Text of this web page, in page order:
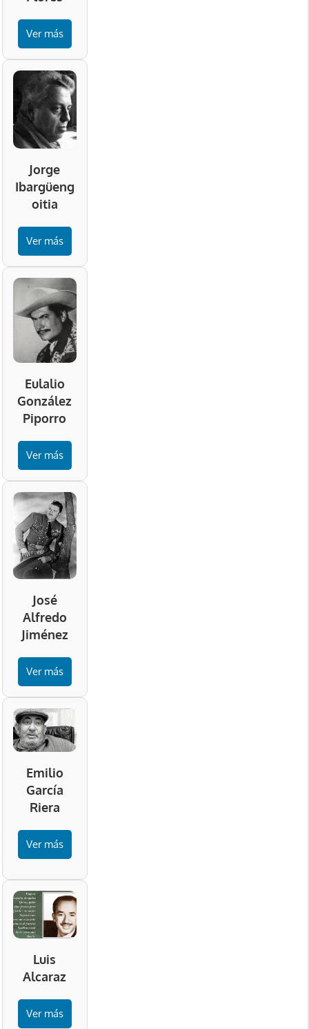
Ver más
Jorge
Ibargüeng
oitia
Ver más
Eulalio
González
Piporro
Ver más
José
Alfredo
Jiménez
Ver más
Emilio
García
Riera
Ver más
Luis
Alcaraz
Ver más